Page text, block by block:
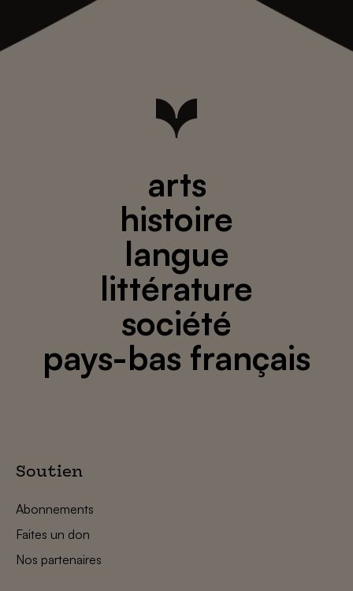
arts
histoire
langue
littérature
société
pays-bas français
Soutien
Abonnements
Faites un don
Nos partenaires